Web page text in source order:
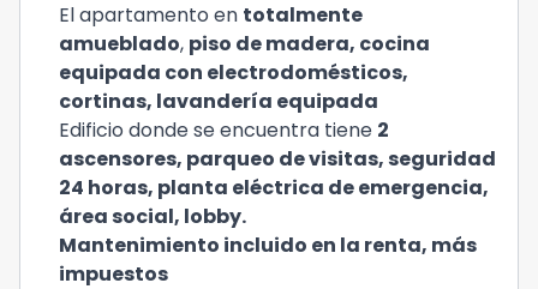
El apartamento en totalmente
amueblado, piso de madera, cocina
equipada con electrodomésticos,
cortinas, lavandería equipada
Edificio donde se encuentra tiene 2
ascensores, parqueo de visitas, seguridad
24 horas, planta eléctrica de emergencia,
área social, lobby.
Mantenimiento incluido en la renta, más
impuestos